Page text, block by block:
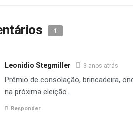
1
Leonidio Stegmiller 3 anos atrás
Prêmio de consolação, brincadeira,
na próxima eleição.
Responder